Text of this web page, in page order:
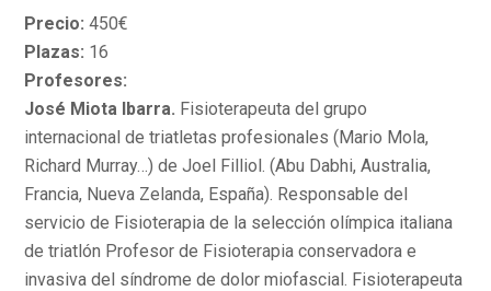
Precio: 450€
Plazas: 16
Profesores:
José Miota Ibarra. Fisioterapeuta del grupo
internacional de triatletas profesionales (Mario Mola,
Richard Murray…) de Joel Filliol. (Abu Dabhi, Australia,
Francia, Nueva Zelanda, España). Responsable del
servicio de Fisioterapia de la selección olímpica italiana
de triatlón Profesor de Fisioterapia conservadora e
invasiva del síndrome de dolor miofascial. Fisioterapeuta